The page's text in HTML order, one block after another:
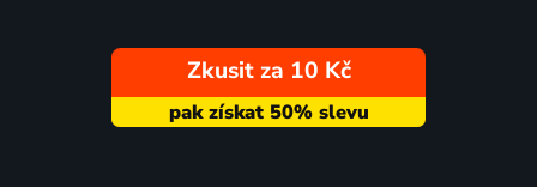
Zkusit za 10 Kč